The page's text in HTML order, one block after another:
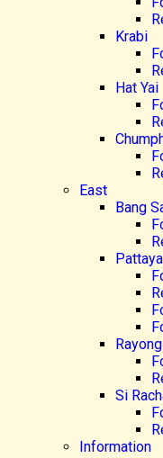
Krabi
Hat Yai
East
Bang
Pattaya
Rayong
Si
Information